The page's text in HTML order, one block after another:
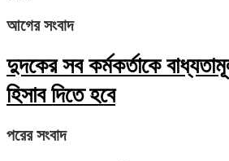
আগের সংবাদ
দুদকের সব কর্মকর্তাকে
হিসাব দিতে হবে
পরের সংবাদ